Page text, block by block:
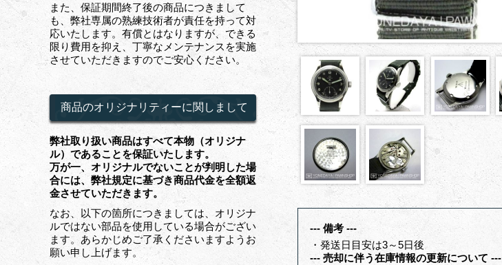
--- 備考 ---
・発送日目安は3～5日後
--- 売却に伴う在庫情報の更新について ---
また、保証期間終了後の商品につきまして
も、弊社専属の熟練技術者が責任を持って対
応いたします。有償とはなりますが、できる
限り費用を抑え、丁寧なメンテナンスを実施
させていただきますのでご安心ください。
商品のオリジナリティーに関しまして
弊社取り扱い商品はすべて本物（オリジナ
ル）であることを保証いたします。
万が一、オリジナルでないことが判明した場
合には、弊社規定に基づき商品代金を全額返
金させていただきます。
なお、以下の箇所につきましては、オリジナ
ルではない部品を使用している場合がござい
ます。あらかじめご了承くださいますようお
願い申し上げます。